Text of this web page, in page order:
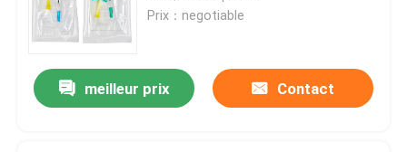
Prix：negotiable
meilleur prix Contact